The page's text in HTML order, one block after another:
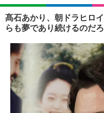
ショッピング
髙石あかり、朝ドラヒロ
らも夢であり続けるのだ